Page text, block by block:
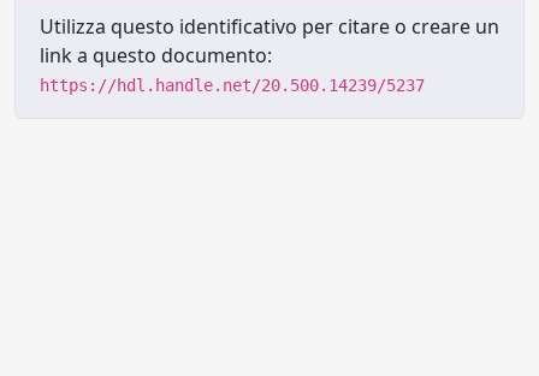
Utilizza questo identificativo per citare o creare un
link a questo documento:
https://hdl.handle.net/20.500.14239/5237